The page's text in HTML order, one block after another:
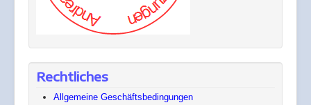
Rechtliches
Allgemeine Geschäftsbedingungen